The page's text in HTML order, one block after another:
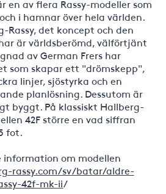
en av flera Rassy-modeller som
i hamnar över hela världen.
Rassy, det koncept och den
är världsberömd, välförtjänt
av German Frers har
som skapar ett "drömskepp",
linjer, sjöstyrka och en
planlösning. Dessutom är
byggt. På klassiskt Hallberg-
42F större en vad siffran
fot.
om modellen
rassy.com/sv/batar/aldre-
42f-mk-ii/